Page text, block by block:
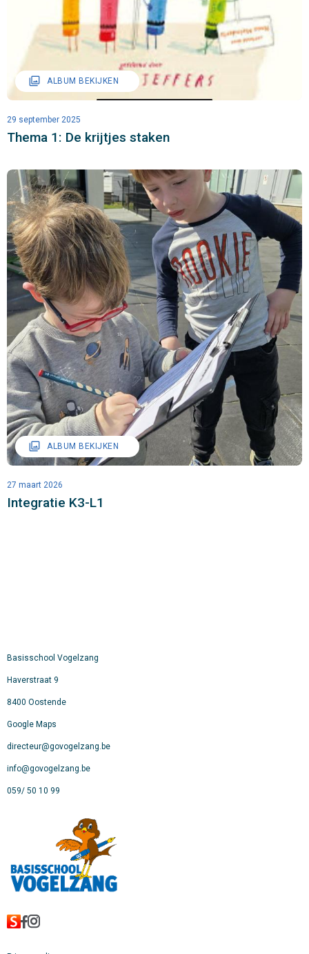
filter ALBUM BEKIJKEN
29 september 2025
Thema 1: De krijtjes staken
filter ALBUM BEKIJKEN
27 maart 2026
Integratie K3-L1
Basisschool Vogelzang
Haverstraat 9
8400 Oostende
Google Maps
directeur@govogelzang.be
info@govogelzang.be
059/ 50 10 99